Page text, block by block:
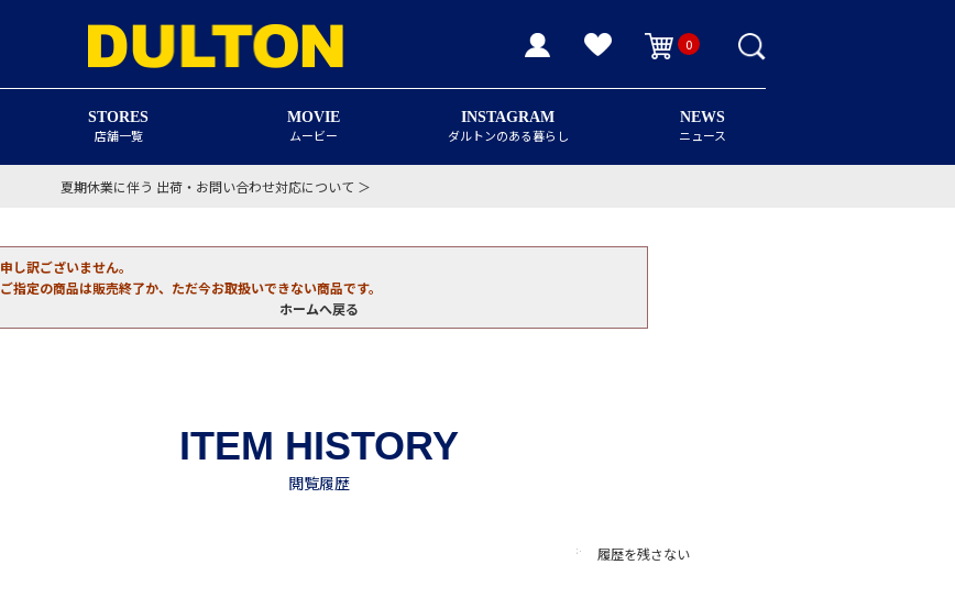
0
STORES
店舗一覧
MOVIE
ムービー
INSTAGRAM
ダルトンのある暮らし
NEWS
ニュース
夏期休業に伴う 出荷・お問い合わせ対応について ＞
申し訳ございません。
ご指定の商品は販売終了か、ただ今お取扱いできない商品です。
ホームへ戻る
履歴を残さない